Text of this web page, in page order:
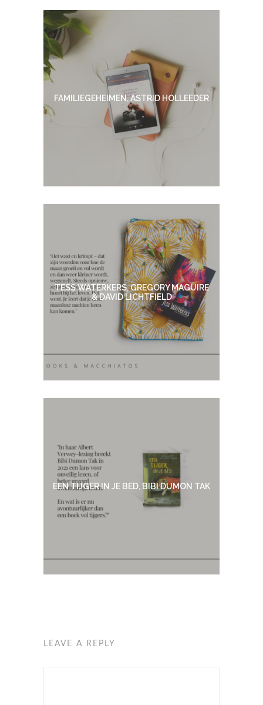
FAMILIEGEHEIMEN, ASTRID HOLLEEDER
TESS WATERKERS, GREGORY MAGUIRE
& DAVID LICHTFIELD
EEN TIJGER IN JE BED, BIBI DUMON TAK
LEAVE A REPLY